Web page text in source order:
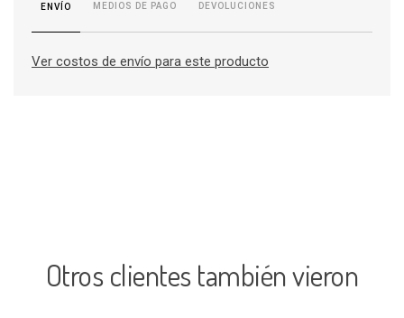
ENVÍO MEDIOS DE PAGO DEVOLUCIONES
Ver costos de envío para este producto
Otros clientes también vieron